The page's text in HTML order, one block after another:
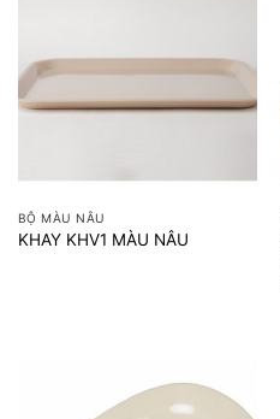
BỘ MÀU NÂU
KHAY KHV1 MÀU NÂU